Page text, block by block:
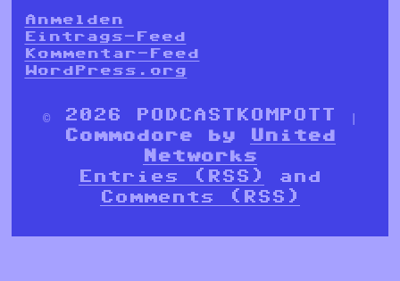
Anmelden
Eintrags-Feed
Kommentar-Feed
WordPress.org
© 2026 PODCASTKOMPOTT |
Commodore by
United
Networks
Entries (RSS)
and
Comments (RSS)